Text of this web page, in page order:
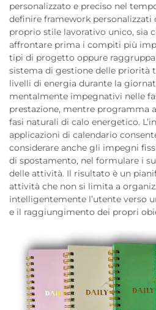
personalizzato e preciso nel
definire framework personalizzati
proprio stile lavorativo unico, sia
affrontare prima i compiti più
tipi di progetto oppure
sistema di gestione delle priorità
livelli di energia durante la
mentalmente impegnativi nelle
prestazione, mentre programma
fasi naturali di calo energetico.
applicazioni di calendario
considerare anche gli impegni
di spostamento, nel formulare i
delle attività. Il risultato è un
attività che non si limita a
intelligentemente l’utente verso
e il raggiungimento dei propri